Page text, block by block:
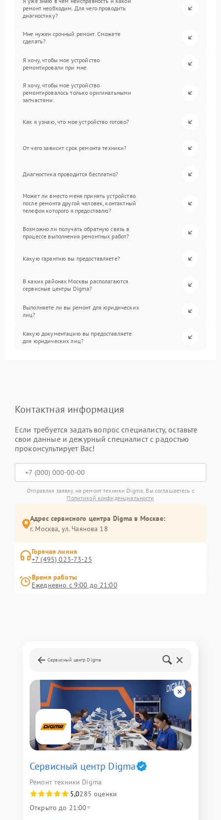
ремонт необходим. Для чего проводить
диагностику?
Мне нужен срочный ремонт. Сможете
сделать?
Я хочу, чтобы мое устройство
ремонтировали при мне.
Я хочу, чтобы мое устройство
ремонтировалось только оригинальными
запчастями.
Как я узнаю, что мое устройство готово?
От чего зависит срок ремонта техники?
Диагностика проводится бесплатно?
Может ли вместо меня принять устройство
после ремонта другой человек, контактный
телефон которого я предоставлю?
Возможно ли получать обратную связь в
процессе выполнения ремонтных работ?
Какую гарантию вы предоставляете?
В каких районах Москвы располагаются
сервисные центры Digma?
Выполняете ли вы ремонт для юридических
лиц?
Какую документацию вы предоставляете
для юридических лиц?
Контактная информация
Если требуется задать вопрос специалисту, оставьте
свои данные и дежурный специалист с радостью
проконсультирует Вас!
Отправляя заявку на ремонт техники Digma, Вы соглашаетесь с
Политикой конфиденциальности
Адрес сервисного центра Digma в Москве:
г. Москва, ул. Чаянова 18
Горячая линия
+7 (495) 023-73-25
Время работы
Ежедневно с 9:00 до 21:00
Сервисный центр Digma
Сервисный центр Digma
Ремонт техники Digma
5,0285 оценки
Открыто до 21:00